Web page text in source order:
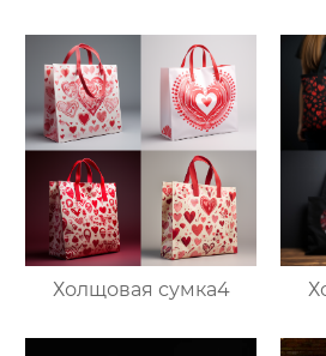
Холщовая сумка4